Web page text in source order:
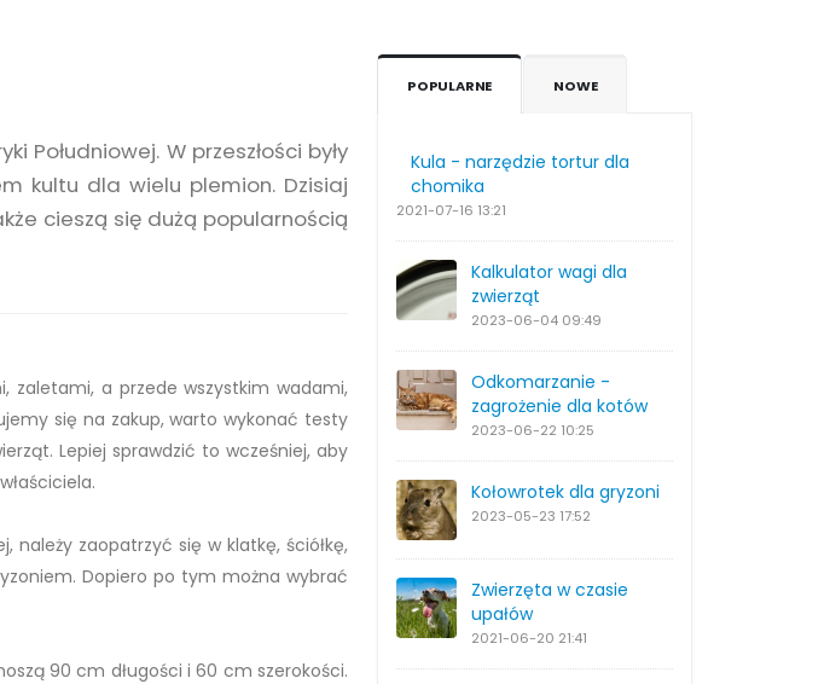
POPULARNE NOWE
Kula - narzędzie tortur dla
chomika
2021-07-16 13:21
Kalkulator wagi dla
zwierząt
2023-06-04 09:49
Odkomarzanie -
zagrożenie dla kotów
2023-06-22 10:25
Kołowrotek dla gryzoni
2023-05-23 17:52
Zwierzęta w czasie
upałów
2021-06-20 21:41
Południowej. W przeszłości były
kultu dla wielu plemion. Dzisiaj
cieszą się dużą popularnością
zaletami, a przede wszystkim wadami,
się na zakup, warto wykonać testy
Lepiej sprawdzić to wcześniej, aby
należy zaopatrzyć się w klatkę, ściółkę,
Dopiero po tym można wybrać
90 cm długości i 60 cm szerokości.